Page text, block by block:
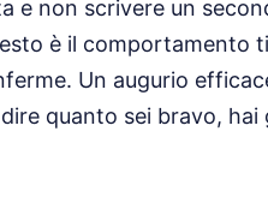
e non scrivere un
è il comportamento
Un augurio
quanto sei bravo, hai